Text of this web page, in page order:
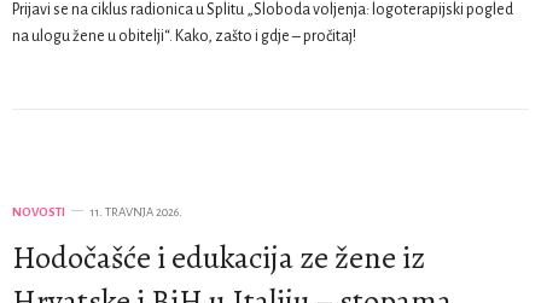
Prijavi se na ciklus radionica u Splitu „Sloboda voljenja: logoterapijski pogled
na ulogu žene u obitelji“. Kako, zašto i gdje – pročitaj!
NOVOSTI 11. TRAVNJA 2026.
Hodočašće i edukacija ze žene iz